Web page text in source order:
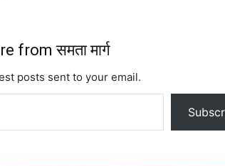
from समता मार्ग
posts sent to your email.